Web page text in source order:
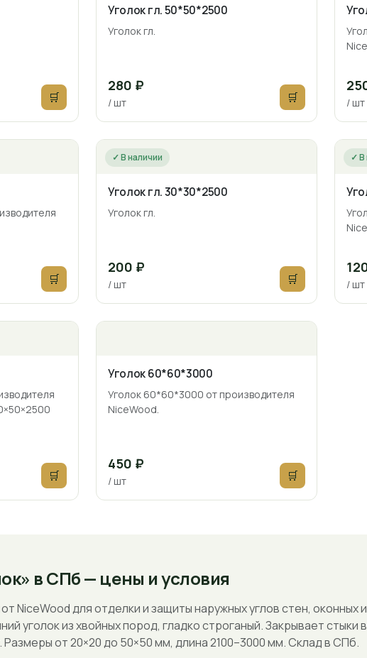
🛒
Уголок гл. 50*50*2500
Уголок гл.
280 ₽
/ шт 🛒 / шт
🛒
✓ В наличии
Уголок гл. 30*30*2500
Уголок гл.
200 ₽
/ шт 🛒
✓ В
/ шт
🛒
Уголок 60*60*3000
Уголок 60*60*3000 от производителя
NiceWood.
450 ₽
/ шт 🛒
в СПб — цены и условия
NiceWood для отделки и защиты наружных углов стен, оконных
уголок из хвойных пород, гладко строганый. Закрывает стыки
Размеры от 20×20 до 50×50 мм, длина 2100–3000 мм. Склад в СПб.